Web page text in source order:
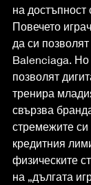
на достъпност
Повечето
да си
Balenciaga. Но
позволят
тренира
свързва
стремежите
кредитния
физическите
на „дългата